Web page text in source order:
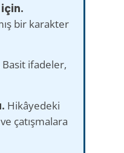
için.
bir karakter
Basit ifadeler,
Hikâyedeki
çatışmalara